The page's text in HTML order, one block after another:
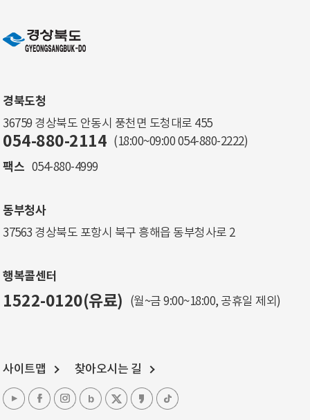
경북도청
36759 경상북도 안동시 풍천면 도청대로 455
054-880-2114 (18:00~09:00 054-880-2222)
팩스 054-880-4999
동부청사
37563 경상북도 포항시 북구 흥해읍 동부청사로 2
행복콜센터
1522-0120(유료) (월~금 9:00~18:00, 공휴일 제외)
사이트맵 찾아오시는 길